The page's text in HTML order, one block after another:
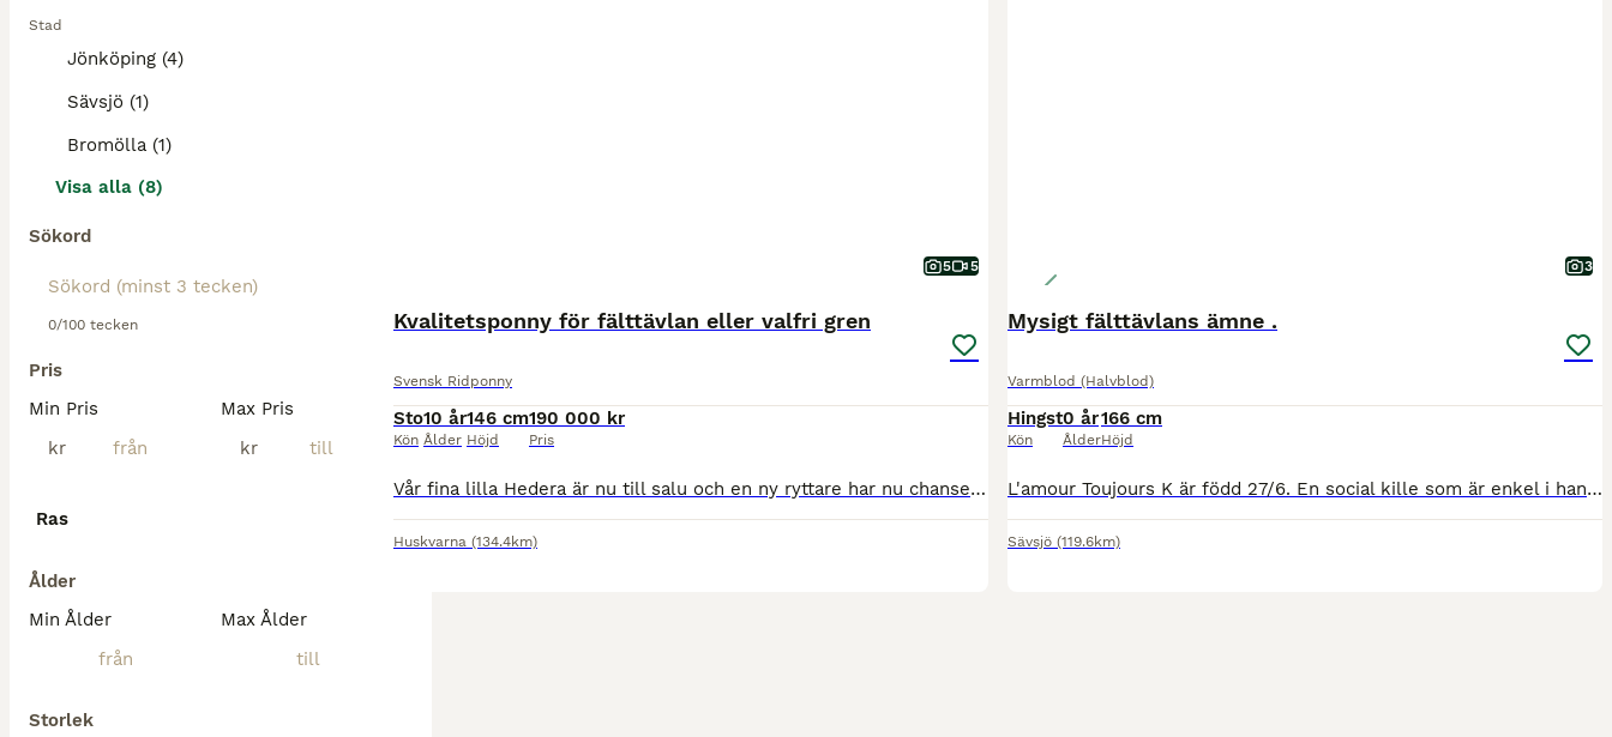
Stad
Jönköping (4)
Sävsjö (1)
Bromölla (1)
Visa alla (8)
Sökord
0/100 tecken
Pris
Min Pris
kr
Max Pris
kr
Ras
Ålder
Min Ålder
Max Ålder
Storlek
5 5
Kvalitetsponny för fälttävlan eller valfri gren
Svensk Ridponny
Sto
Kön
10 år
Ålder
146 cm
Höjd
190 000 kr
Pris
Vår fina lilla Hedera är nu till salu och en ny ryttare har nu chansen att ta över en välriden tävlingssponny och bästa vän! Hon är ett feminint och vackert sto. Fin och sportig modell. Hon är en ambi
Huskvarna (134.4km)
3
Mysigt fälttävlans ämne .
Varmblod (Halvblod)
Hingst
Kön
0 år
Ålder
166 cm
Höjd
L'amour Toujours K är född 27/6. En social kille som är enkel i hanteringen. En långbent, ädel kille. Hans pappa är bruksprovsvinnare, vinnare av 4-års championatet. En populär hingst som har allt man
Sävsjö (119.6km)